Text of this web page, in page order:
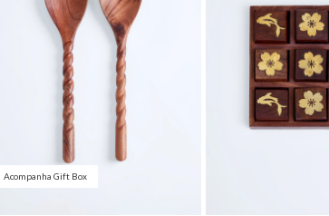
Acompanha Gift Box